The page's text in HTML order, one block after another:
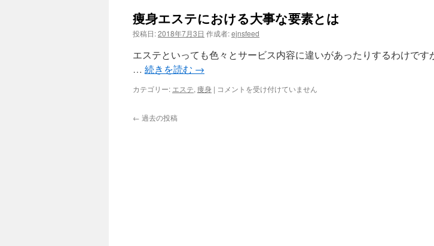
へ痩身エステにおける大事な要素とは
投稿日:2018年7月3日 作成者:ejnsfeed
エステといっても色々とサービス内容に違いがあったりするわけです
… 続きを読む →
カテゴリー: エステ, 痩身 | 痩
コメントを受け付けていません
← 過去の投稿